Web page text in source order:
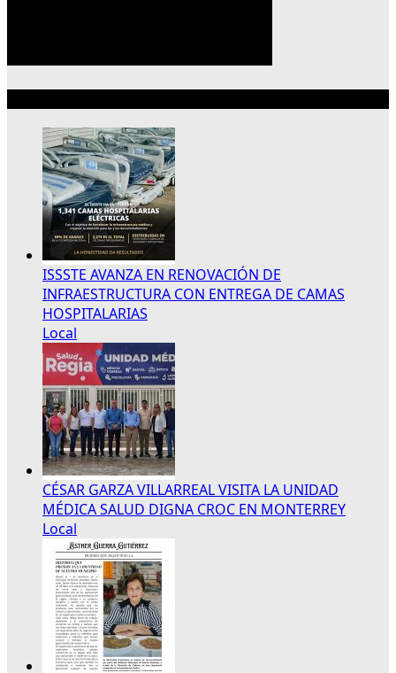
ISSSTE AVANZA EN RENOVACIÓN DE
INFRAESTRUCTURA CON ENTREGA DE CAMAS
HOSPITALARIAS
Local
CÉSAR GARZA VILLARREAL VISITA LA UNIDAD
MÉDICA SALUD DIGNA CROC EN MONTERREY
Local